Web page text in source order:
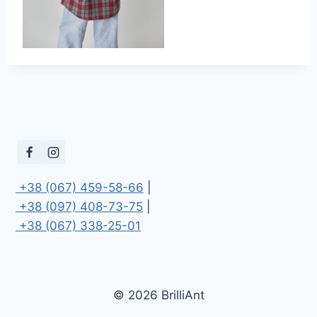
+38 (067) 459-58-66
+38 (097) 408-73-75
+38 (067) 338-25-01
© 2026 BrilliAnt